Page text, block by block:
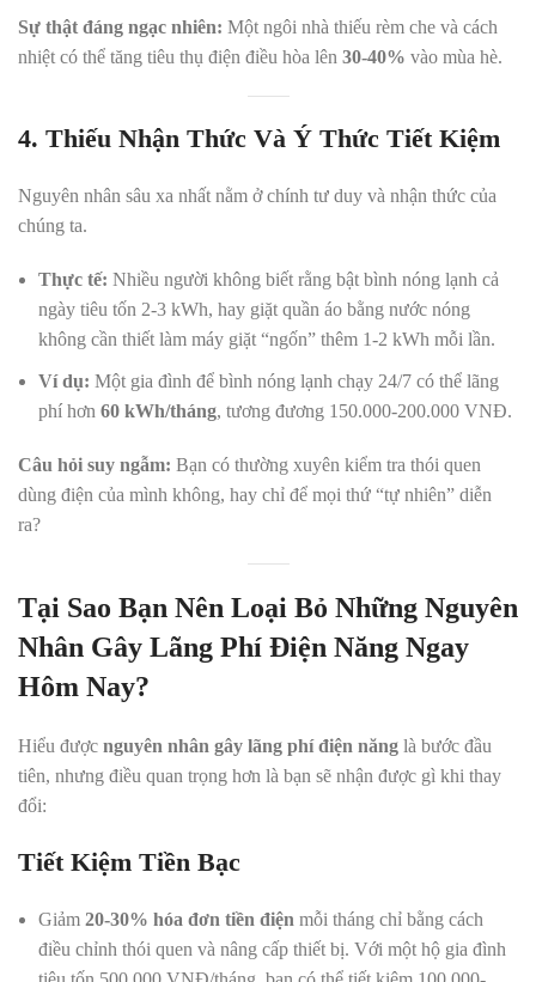
Sự thật đáng ngạc nhiên: Một ngôi nhà thiếu rèm che và cách
nhiệt có thể tăng tiêu thụ điện điều hòa lên 30-40% vào mùa hè.
4. Thiếu Nhận Thức Và Ý Thức Tiết Kiệm
Nguyên nhân sâu xa nhất nằm ở chính tư duy và nhận thức của
chúng ta.
Thực tế: Nhiều người không biết rằng bật bình nóng lạnh cả
ngày tiêu tốn 2-3 kWh, hay giặt quần áo bằng nước nóng
không cần thiết làm máy giặt “ngốn” thêm 1-2 kWh mỗi lần.
Ví dụ: Một gia đình để bình nóng lạnh chạy 24/7 có thể lãng
phí hơn 60 kWh/tháng, tương đương 150.000-200.000 VNĐ.
Câu hỏi suy ngẫm: Bạn có thường xuyên kiểm tra thói quen
dùng điện của mình không, hay chỉ để mọi thứ “tự nhiên” diễn
ra?
Tại Sao Bạn Nên Loại Bỏ Những Nguyên
Nhân Gây Lãng Phí Điện Năng Ngay
Hôm Nay?
Hiểu được nguyên nhân gây lãng phí điện năng là bước đầu
tiên, nhưng điều quan trọng hơn là bạn sẽ nhận được gì khi thay
đổi:
Tiết Kiệm Tiền Bạc
Giảm 20-30% hóa đơn tiền điện mỗi tháng chỉ bằng cách
điều chỉnh thói quen và nâng cấp thiết bị. Với một hộ gia đình